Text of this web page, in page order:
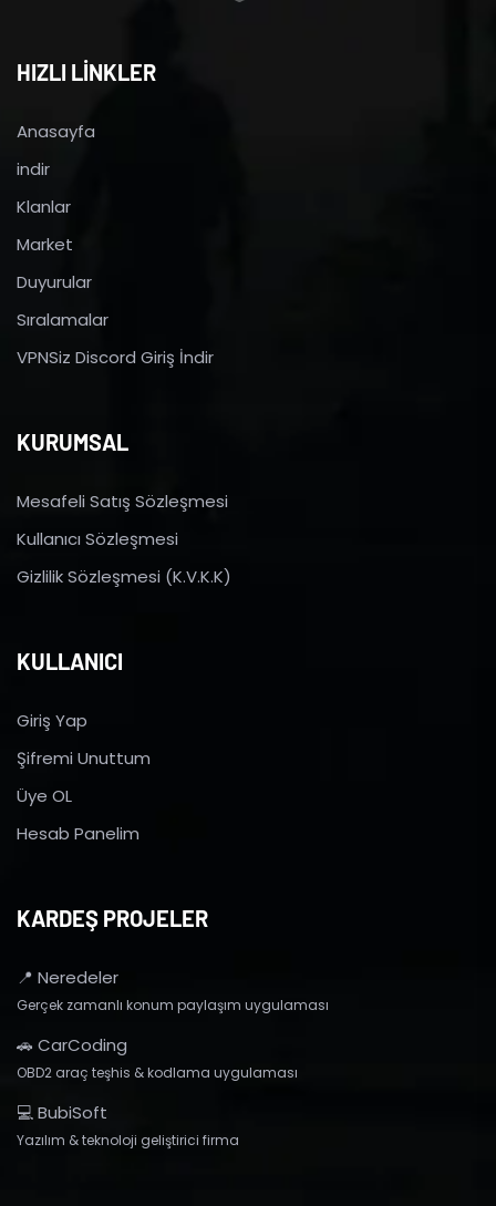
HIZLI LİNKLER
Anasayfa
indir
Klanlar
Market
Duyurular
Sıralamalar
VPNSiz Discord Giriş İndir
KURUMSAL
Mesafeli Satış Sözleşmesi
Kullanıcı Sözleşmesi
Gizlilik Sözleşmesi (K.V.K.K)
KULLANICI
Giriş Yap
Şifremi Unuttum
Üye OL
Hesab Panelim
KARDEŞ PROJELER
📍 Neredeler
Gerçek zamanlı konum paylaşım uygulaması
🚗 CarCoding
OBD2 araç teşhis & kodlama uygulaması
💻 BubiSoft
Yazılım & teknoloji geliştirici firma